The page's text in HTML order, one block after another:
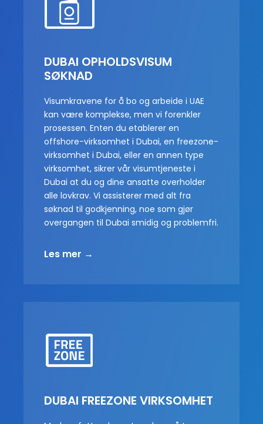
DUBAI OPHOLDSVISUM
SØKNAD
Visumkravene for å bo og arbeide i UAE
kan være komplekse, men vi forenkler
prosessen. Enten du etablerer en
offshore-virksomhet i Dubai, en freezone-
virksomhet i Dubai, eller en annen type
virksomhet, sikrer vår visumtjeneste i
Dubai at du og dine ansatte overholder
alle lovkrav. Vi assisterer med alt fra
søknad til godkjenning, noe som gjør
overgangen til Dubai smidig og problemfri.
Les mer →
DUBAI FREEZONE VIRKSOMHET